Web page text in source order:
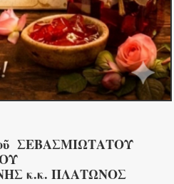
ΣΕΒΑΣΜΙΩΤΑΤΟΥ
κ.κ. ΠΛΑΤΩΝΟΣ